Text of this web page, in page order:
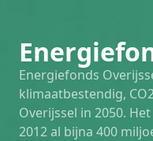
Energiefonds
klimaatbestendig,
Overijssel in 2050.
2012 al bijna 400